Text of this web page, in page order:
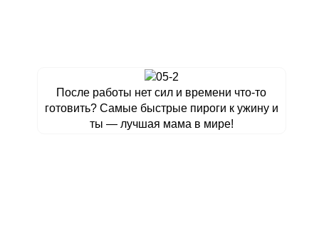
После работы нет сил и времени что-то
готовить? Самые быстрые пироги к ужину и
ты — лучшая мама в мире!